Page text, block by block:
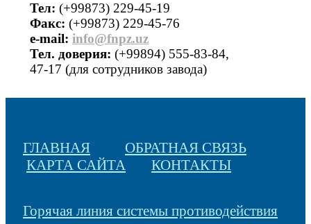
Тел: (+99873) 229-45-19
Факс: (+99873) 229-45-76
е-mail: info@fnpz.uz
Тел. доверия: (+99894) 555-83-84,
47-17 (для сотрудников завода)
ГЛАВНАЯ
ОБРАТНАЯ СВЯЗЬ
КАРТА САЙТА
КОНТАКТЫ
Горячая линия системы противодействия